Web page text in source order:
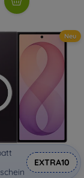
Neu
EXTRA10